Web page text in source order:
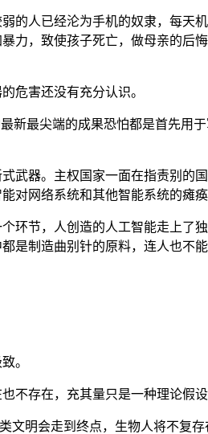
人已经沦为手机的奴隶，每天
力，致使孩子死亡，做母亲的后
危害还没有充分认识。
新最尖端的成果恐怕都是首先用
武器。主权国家一面在指责别的
网络系统和其他智能系统的瘫
节，人创造的人工智能走上了
是制造曲别针的原料，连人也不
。
不存在，充其量只是一种理论假设
文明会走到终点，生物人将不复